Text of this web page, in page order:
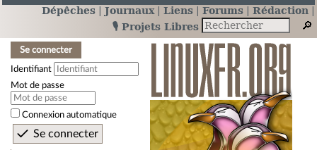
Dépêches Journaux Liens Forums
Rédaction
🎙️ Projets Libres
Se connecter
Identifiant
Mot de passe
Connexion automatique